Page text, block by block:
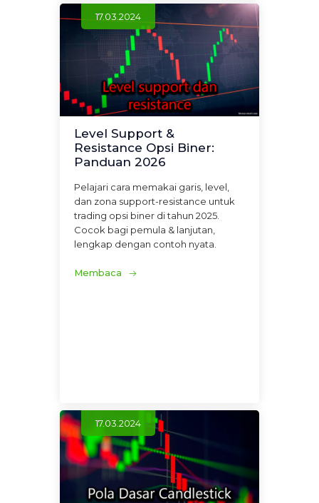
17.03.2024
Level Support &
Resistance Opsi Biner:
Panduan 2026
Pelajari cara memakai garis, level,
dan zona support-resistance untuk
trading opsi biner di tahun 2025.
Cocok bagi pemula & lanjutan,
lengkap dengan contoh nyata.
Membaca
17.03.2024